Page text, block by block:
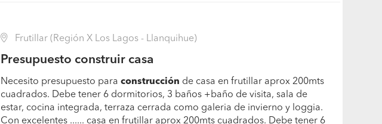
Frutillar (Región X Los Lagos - Llanquihue)
Presupuesto construir casa
Necesito presupuesto para construcción de casa en frutillar aprox 200mts
cuadrados. Debe tener 6 dormitorios, 3 baños +baño de visita, sala de
estar, cocina integrada, terraza cerrada como galeria de invierno y loggia.
Con excelentes ...... casa en frutillar aprox 200mts cuadrados. Debe tener 6